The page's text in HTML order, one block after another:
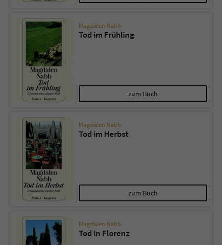
Magdalen Nabb
Tod im Frühling
zum Buch
Magdalen Nabb
Tod im Herbst
zum Buch
Magdalen Nabb
Tod in Florenz